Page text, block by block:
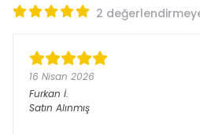
2
16 Nisan 2026
Furkan İ.
Satın Alınmış